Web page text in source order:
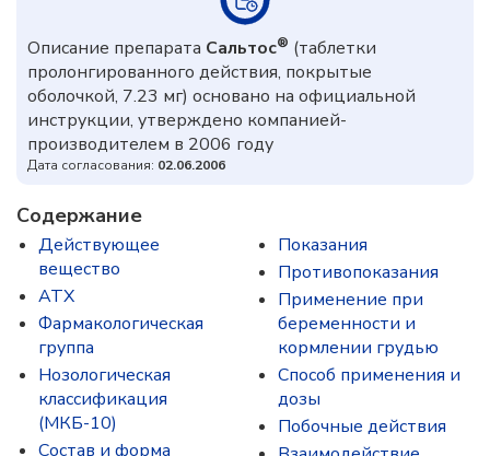
Описание препарата Сальтос® (таблетки
пролонгированного действия, покрытые
оболочкой, 7.23 мг) основано на официальной
инструкции, утверждено компанией-
производителем в 2006 году
Дата согласования: 02.06.2006
Содержание
Действующее
вещество
ATX
Фармакологическая
группа
Нозологическая
классификация
(МКБ-10)
Состав и форма
Показания
Противопоказания
Применение при
беременности и
кормлении грудью
Способ применения и
дозы
Побочные действия